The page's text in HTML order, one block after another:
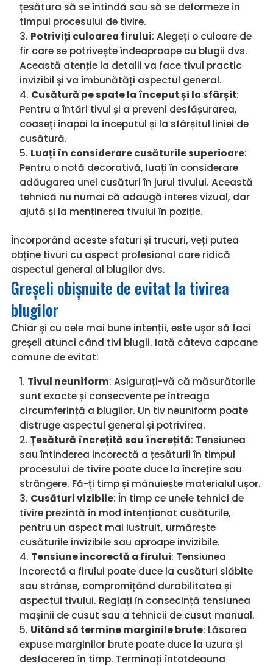
țesătura să se întindă sau să se deformeze în
timpul procesului de tivire.
Potriviți culoarea firului: Alegeți o culoare de
fir care se potrivește îndeaproape cu blugii dvs.
Această atenție la detalii va face tivul practic
invizibil și va îmbunătăți aspectul general.
Cusătură pe spate la început și la sfârșit:
Pentru a întări tivul și a preveni desfășurarea,
coaseți înapoi la începutul și la sfârșitul liniei de
cusătură.
Luați în considerare cusăturile superioare:
Pentru o notă decorativă, luați în considerare
adăugarea unei cusături în jurul tivului. Această
tehnică nu numai că adaugă interes vizual, dar
ajută și la menținerea tivului în poziție.
Încorporând aceste sfaturi și trucuri, veți putea
obține tivuri cu aspect profesional care ridică
aspectul general al blugilor dvs.
Greșeli obișnuite de evitat la tivirea
blugilor
Chiar și cu cele mai bune intenții, este ușor să faci
greșeli atunci când tivi blugii. Iată câteva capcane
comune de evitat:
Tivul neuniform: Asigurați-vă că măsurătorile
sunt exacte și consecvente pe întreaga
circumferință a blugilor. Un tiv neuniform poate
distruge aspectul general și potrivirea.
Țesătură încrețită sau încrețită: Tensiunea
sau întinderea incorectă a țesăturii în timpul
procesului de tivire poate duce la încrețire sau
strângere. Fă-ți timp și mânuiește materialul ușor.
Cusături vizibile: În timp ce unele tehnici de
tivire prezintă în mod intenționat cusăturile,
pentru un aspect mai lustruit, urmărește
cusăturile invizibile sau aproape invizibile.
Tensiune incorectă a firului: Tensiunea
incorectă a firului poate duce la cusături slăbite
sau strânse, compromițând durabilitatea și
aspectul tivului. Reglați în consecință tensiunea
mașinii de cusut sau a tehnicii de cusut manual.
Uitând să termine marginile brute: Lăsarea
expuse marginilor brute poate duce la uzura și
desfacerea în timp. Terminați întotdeauna